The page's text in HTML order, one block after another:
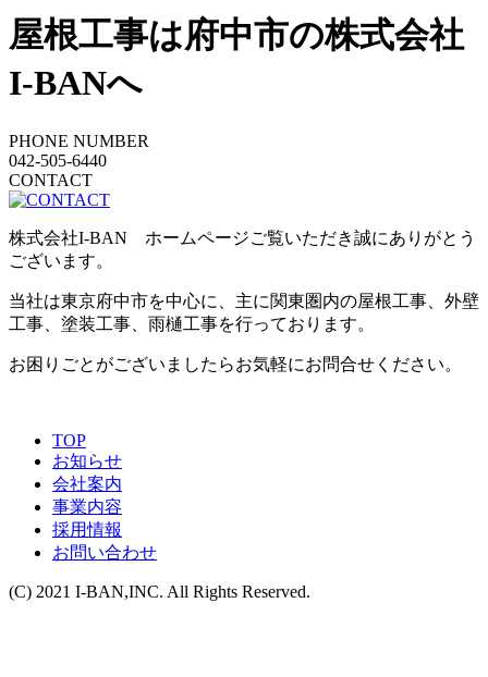
屋根工事は府中市の株式会社
I-BANへ
PHONE NUMBER
042-505-6440
CONTACT
株式会社I-BAN ホームページご覧いただき誠にありがとう
ございます。
当社は東京府中市を中心に、主に関東圏内の屋根工事、外壁
工事、塗装工事、雨樋工事を行っております。
お困りごとがございましたらお気軽にお問合せください。
TOP
お知らせ
会社案内
事業内容
採用情報
お問い合わせ
(C) 2021 I-BAN,INC. All Rights Reserved.